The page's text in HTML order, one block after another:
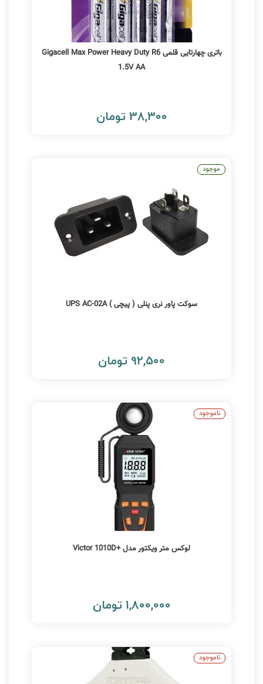
باتری چهارتایی قلمی Gigacell Max Power Heavy Duty R6
1.5V AA
38,300 تومان
سوکت پاور نری پنلی ( پیچی ) UPS AC-02A
92,500 تومان
موجود
لوکس متر ویکتور مدل +Victor 1010D
1,800,000 تومان
ناموجود
ناموجود